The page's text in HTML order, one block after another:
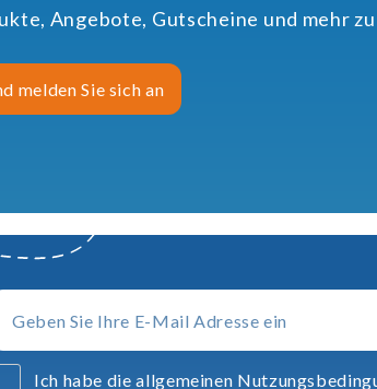
Angebote, Gutscheine und mehr
melden Sie sich an
Ich habe die allgemeinen